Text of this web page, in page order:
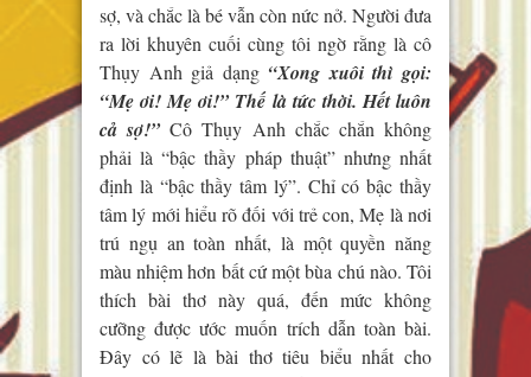
sợ, và chắc là bé vẫn còn nức nở. Người đưa
ra lời khuyên cuối cùng tôi ngờ rằng là cô
Thụy Anh giả dạng “Xong xuôi thì gọi:
“Mẹ ơi! Mẹ ơi!” Thế là tức thời. Hết luôn
cả sợ!”Cô Thụy Anh chắc chắn không
phải là “bậc thầy pháp thuật” nhưng nhất
định là “bậc thầy tâm lý”. Chỉ có bậc thầy
tâm lý mới hiểu rõ đối với trẻ con, Mẹ là nơi
trú ngụ an toàn nhất, là một quyền năng
màu nhiệm hơn bất cứ một bùa chú nào. Tôi
thích bài thơ này quá, đến mức không
cưỡng được ước muốn trích dẫn toàn bài.
Đây có lẽ là bài thơ tiêu biểu nhất cho